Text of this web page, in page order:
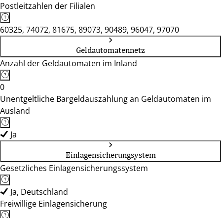
Postleitzahlen der Filialen
60325, 74072, 81675, 89073, 90489, 96047, 97070
Geldautomatennetz
Anzahl der Geldautomaten im Inland
0
Unentgeltliche Bargeldauszahlung an Geldautomaten im
Ausland
Ja
Einlagensicherungsystem
Gesetzliches Einlagensicherungssystem
Ja, Deutschland
Freiwillige Einlagensicherung